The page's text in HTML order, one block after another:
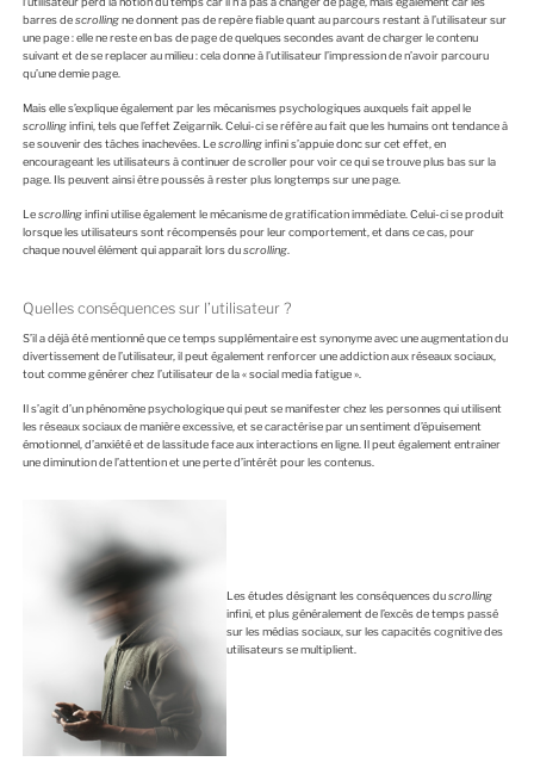
barres descrollingne donnent pas de repère fiable quant au parcours restant à l’utilisateur sur
une page : elle ne reste en bas de page de quelques secondes avant de charger le contenu
suivant et de se replacer au milieu : cela donne à l’utilisateur l’impression de n’avoir parcouru
qu’une demie page.
Mais elle s’explique également par les mécanismes psychologiques auxquels fait appel le
scrollinginfini, tels que l’effet Zeigarnik. Celui-ci se réfère au fait que les humains ont tendance à
se souvenir des tâches inachevées. Lescrollinginfini s’appuie donc sur cet effet, en
encourageant les utilisateurs à continuer de scroller pour voir ce qui se trouve plus bas sur la
page. Ils peuvent ainsi être poussés à rester plus longtemps sur une page.
Lescrollinginfini utilise également le mécanisme de gratification immédiate. Celui-ci se produit
lorsque les utilisateurs sont récompensés pour leur comportement, et dans ce cas, pour
chaque nouvel élément qui apparaît lors duscrolling.
Quelles conséquences sur l’utilisateur ?
S’il a déjà été mentionné que ce temps supplémentaire est synonyme avec une augmentation du
divertissement de l’utilisateur, il peut également renforcer une addiction aux réseaux sociaux,
tout comme générer chez l’utilisateur de la « social media fatigue ».
Il s’agit d’un phénomène psychologique qui peut se manifester chez les personnes qui utilisent
les réseaux sociaux de manière excessive, et se caractérise par un sentiment d’épuisement
émotionnel, d’anxiété et de lassitude face aux interactions en ligne. Il peut également entraîner
une diminution de l’attention et une perte d’intérêt pour les contenus.
Les études désignant les conséquences duscrolling
infini, et plus généralement de l’excès de temps passé
sur les médias sociaux, sur les capacités cognitive des
utilisateurs se multiplient.